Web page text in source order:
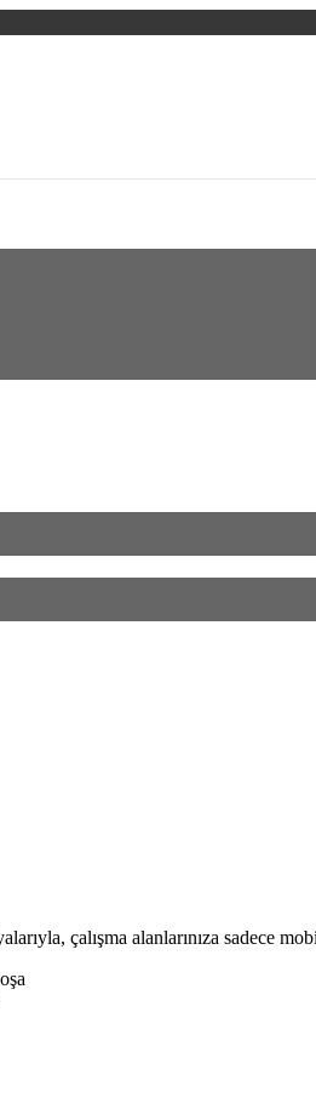
çalışma alanlarınıza sadece